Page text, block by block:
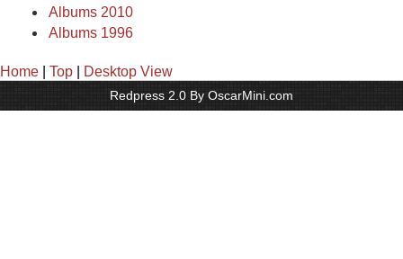
Albums 2010
Albums 1996
Home Top Desktop View
Redpress 2.0 By OscarMini.com